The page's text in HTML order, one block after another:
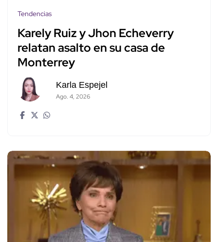
Tendencias
Karely Ruiz y Jhon Echeverry
relatan asalto en su casa de
Monterrey
Karla Espejel
Ago. 4, 2026